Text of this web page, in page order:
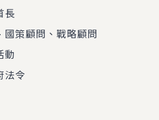
長
國策顧問、戰略顧問
動
法令